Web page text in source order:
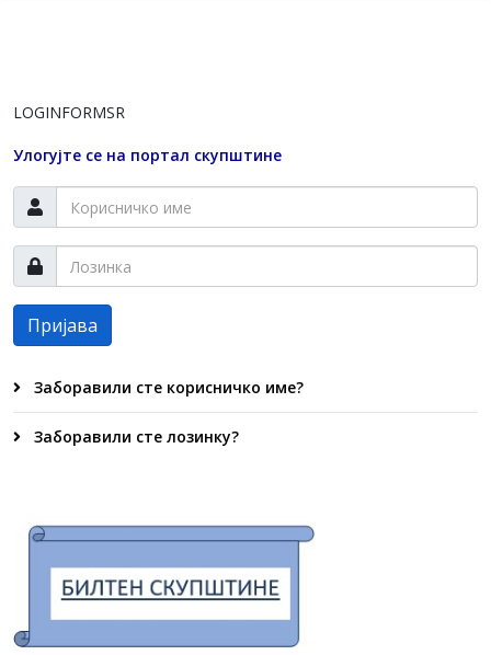
LOGINFORMSR
Улогујте се на портал скупштине
Пријава
Заборавили сте корисничко име?
Заборавили сте лозинку?